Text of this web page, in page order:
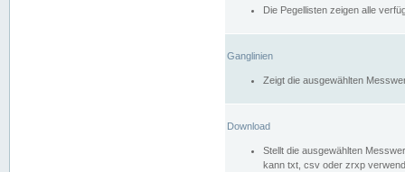
Die Pegellisten zeigen alle
Ganglinien
Zeigt die ausgewählten
Download
Stellt die ausgewählten
kann txt, csv oder zrxp